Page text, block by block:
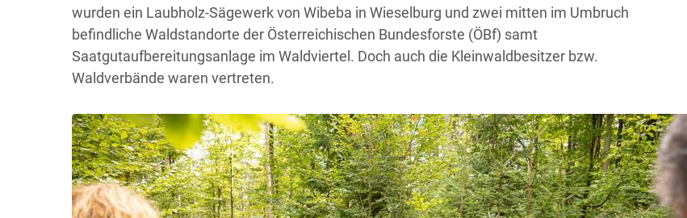
wurden ein Laubholz-Sägewerk von Wibeba in Wieselburg und zwei mitten im Umbruch
befindliche Waldstandorte der Österreichischen Bundesforste (ÖBf) samt
Saatgutaufbereitungsanlage im Waldviertel. Doch auch die Kleinwaldbesitzer bzw.
Waldverbände waren vertreten.